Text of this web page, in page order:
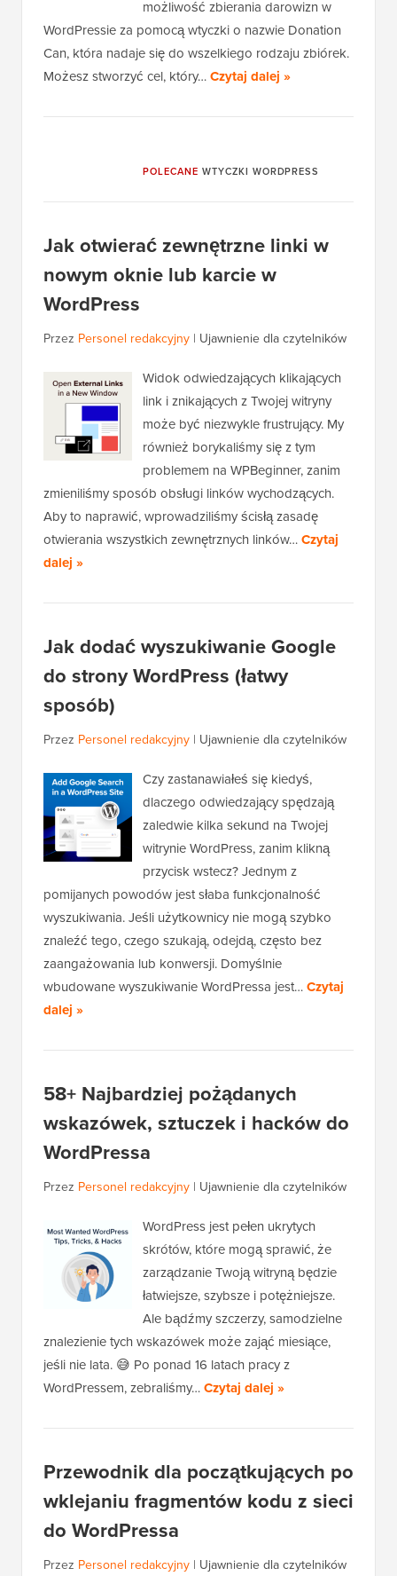
możliwość zbierania darowizn w
WordPressie za pomocą wtyczki o nazwie Donation
Can, która nadaje się do wszelkiego rodzaju zbiórek.
Możesz stworzyć cel, który…Czytaj dalej »
POLECANE WTYCZKI WORDPRESS
Jak otwierać zewnętrzne linki w
nowym oknie lub karcie w
WordPress
Przez Personel redakcyjny | Ujawnienie dla czytelników
Widok odwiedzających klikających
link i znikających z Twojej witryny
może być niezwykle frustrujący. My
również borykaliśmy się z tym
problemem na WPBeginner, zanim
zmieniliśmy sposób obsługi linków wychodzących.
Aby to naprawić, wprowadziliśmy ścisłą zasadę
otwierania wszystkich zewnętrznych linków…Czytaj
dalej »
Jak dodać wyszukiwanie Google
do strony WordPress (łatwy
sposób)
Przez Personel redakcyjny | Ujawnienie dla czytelników
Czy zastanawiałeś się kiedyś,
dlaczego odwiedzający spędzają
zaledwie kilka sekund na Twojej
witrynie WordPress, zanim klikną
przycisk wstecz? Jednym z
pomijanych powodów jest słaba funkcjonalność
wyszukiwania. Jeśli użytkownicy nie mogą szybko
znaleźć tego, czego szukają, odejdą, często bez
zaangażowania lub konwersji. Domyślnie
wbudowane wyszukiwanie WordPressa jest…Czytaj
dalej »
58+ Najbardziej pożądanych
wskazówek, sztuczek i hacków do
WordPressa
Przez Personel redakcyjny | Ujawnienie dla czytelników
WordPress jest pełen ukrytych
skrótów, które mogą sprawić, że
zarządzanie Twoją witryną będzie
łatwiejsze, szybsze i potężniejsze.
Ale bądźmy szczerzy, samodzielne
znalezienie tych wskazówek może zająć miesiące,
jeśli nie lata. 😅 Po ponad 16 latach pracy z
WordPressem, zebraliśmy…Czytaj dalej »
Przewodnik dla początkujących po
wklejaniu fragmentów kodu z sieci
do WordPressa
Przez Personel redakcyjny | Ujawnienie dla czytelników